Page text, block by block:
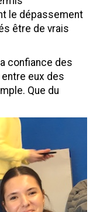
le dépassement
être de vrais
confiance des
eux des
Que du